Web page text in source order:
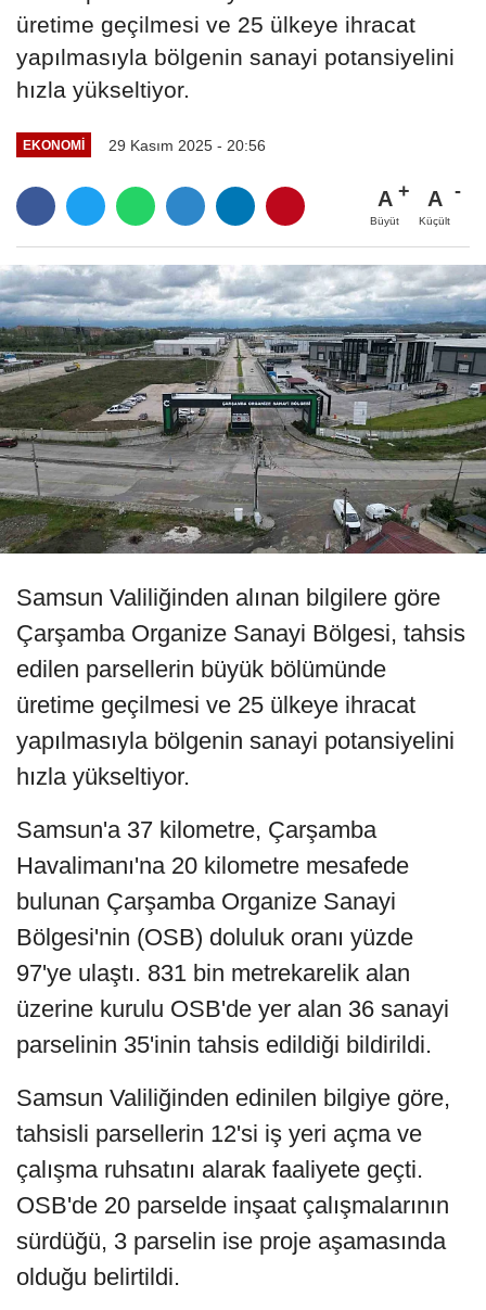
üretime geçilmesi ve 25 ülkeye ihracat
yapılmasıyla bölgenin sanayi potansiyelini
hızla yükseltiyor.
EKONOMI 29 Kasım 2025 - 20:56
A
Büyüt
A
Küçült
Samsun Valiliğinden alınan bilgilere göre
Çarşamba Organize Sanayi Bölgesi, tahsis
edilen parsellerin büyük bölümünde
üretime geçilmesi ve 25 ülkeye ihracat
yapılmasıyla bölgenin sanayi potansiyelini
hızla yükseltiyor.
Samsun'a 37 kilometre, Çarşamba
Havalimanı'na 20 kilometre mesafede
bulunan Çarşamba Organize Sanayi
Bölgesi'nin (OSB) doluluk oranı yüzde
97'ye ulaştı. 831 bin metrekarelik alan
üzerine kurulu OSB'de yer alan 36 sanayi
parselinin 35'inin tahsis edildiği bildirildi.
Samsun Valiliğinden edinilen bilgiye göre,
tahsisli parsellerin 12'si iş yeri açma ve
çalışma ruhsatını alarak faaliyete geçti.
OSB'de 20 parselde inşaat çalışmalarının
sürdüğü, 3 parselin ise proje aşamasında
olduğu belirtildi.